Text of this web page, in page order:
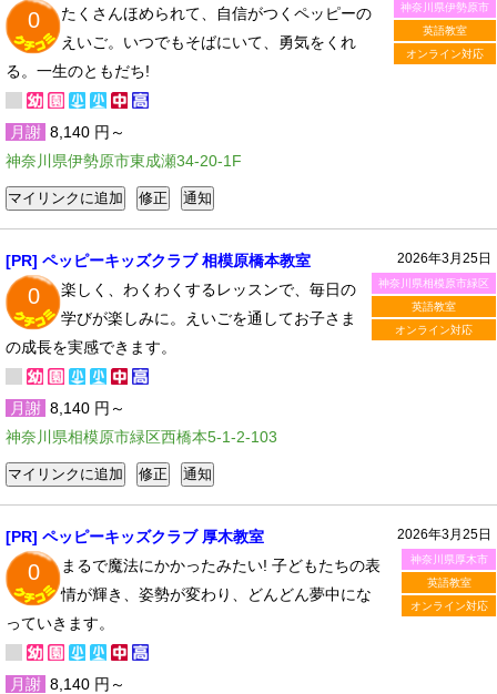
神奈川県伊勢原市
英語教室
オンライン対応
0
たくさんほめられて、自信がつくペッピーの
えいご。いつでもそばにいて、勇気をくれ
る。一生のともだち!
月謝 8,140 円～
神奈川県伊勢原市東成瀬34-20-1F
2026年3月25日
神奈川県相模原市緑区
英語教室
オンライン対応
[PR] ペッピーキッズクラブ 相模原橋本教室
0
楽しく、わくわくするレッスンで、毎日の
学びが楽しみに。えいごを通してお子さま
の成長を実感できます。
月謝 8,140 円～
神奈川県相模原市緑区西橋本5-1-2-103
2026年3月25日
神奈川県厚木市
英語教室
オンライン対応
[PR] ペッピーキッズクラブ 厚木教室
0
まるで魔法にかかったみたい! 子どもたちの表
情が輝き、姿勢が変わり、どんどん夢中にな
っていきます。
月謝 8,140 円～